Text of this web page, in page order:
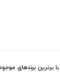
برندهای موجود